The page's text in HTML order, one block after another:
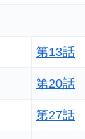
第13話
第20話
第27話